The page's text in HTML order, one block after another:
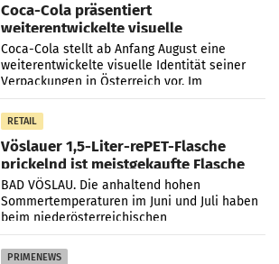
Coca-Cola präsentiert
weiterentwickelte visuelle
Markenidentität
Coca-Cola stellt ab Anfang August eine
weiterentwickelte visuelle Identität seiner
Verpackungen in Österreich vor. Im
Mittelpunkt des Redesigns stehen zentrale
Gestaltungselemente
RETAIL
Vöslauer 1,5-Liter-rePET-Flasche
prickelnd ist meistgekaufte Flasche
Österreichs
BAD VÖSLAU. Die anhaltend hohen
Sommertemperaturen im Juni und Juli haben
beim niederösterreichischen
Getränkehersteller Vöslauer zu deutlichen
Absatzzuwächsen geführt. Während
PRIMENEWS